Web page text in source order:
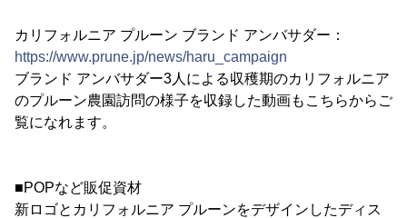
カリフォルニア プルーン ブランド アンバサダー：
https://www.prune.jp/news/haru_campaign
ブランド アンバサダー3人による収穫期のカリフォルニア
のプルーン農園訪問の様子を収録した動画もこちらからご
覧になれます。
■POPなど販促資材
新ロゴとカリフォルニア プルーンをデザインしたディス